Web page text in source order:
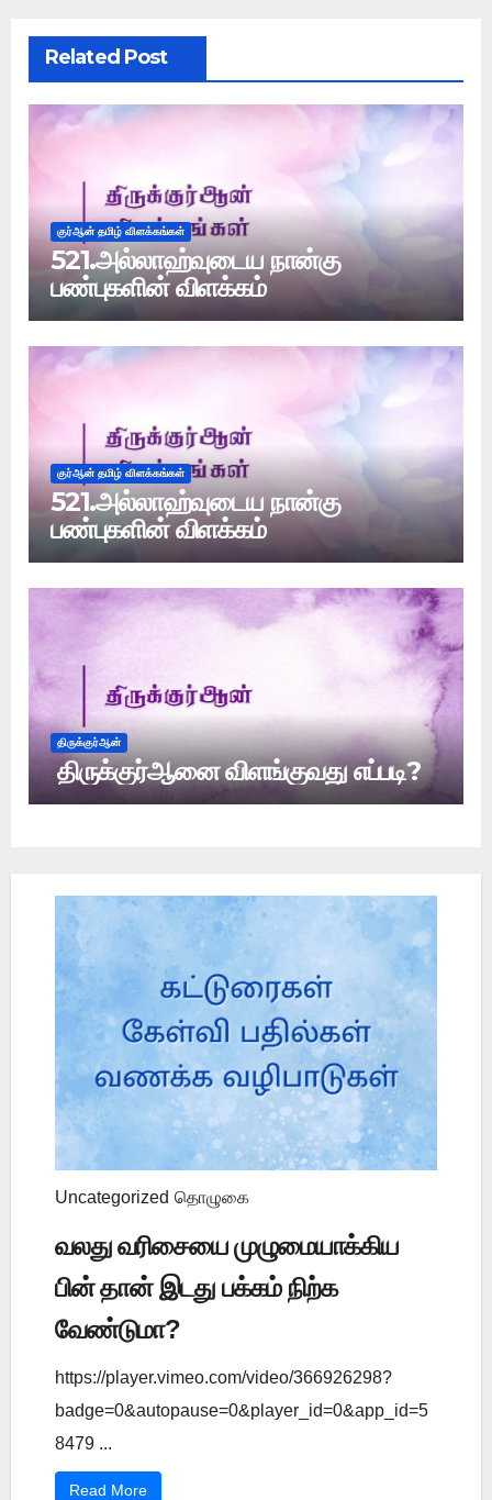
Related Post
குர்ஆன் தமிழ் விளக்கங்கள்
521.அல்லாஹ்வுடைய நான்கு
பண்புகளின் விளக்கம்
குர்ஆன் தமிழ் விளக்கங்கள்
521.அல்லாஹ்வுடைய நான்கு
பண்புகளின் விளக்கம்
திருக்குர்ஆன்
திருக்குர்ஆனை விளங்குவது எப்படி?
Uncategorized தொழுகை
வலது வரிசையை முழுமையாக்கிய
பின் தான் இடது பக்கம் நிற்க
வேண்டுமா?
https://player.vimeo.com/video/366926298?
badge=0&autopause=0&player_id=0&app_id=5
8479 ...
Read More